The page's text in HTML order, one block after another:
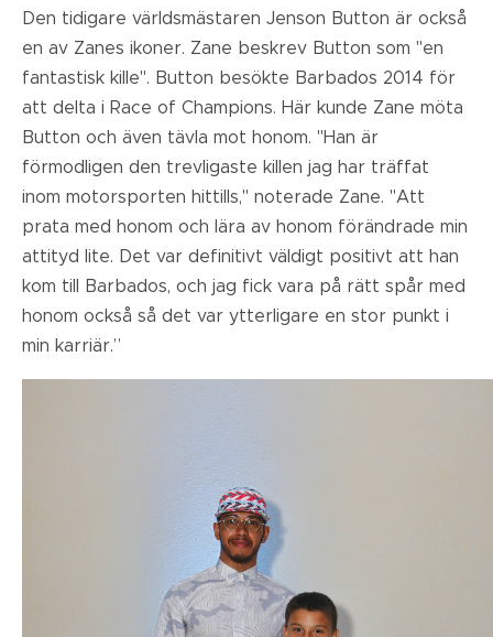
Den tidigare världsmästaren Jenson Button är också
en av Zanes ikoner. Zane beskrev Button som "en
fantastisk kille". Button besökte Barbados 2014 för
att delta i Race of Champions. Här kunde Zane möta
Button och även tävla mot honom. "Han är
förmodligen den trevligaste killen jag har träffat
inom motorsporten hittills," noterade Zane. "Att
prata med honom och lära av honom förändrade min
attityd lite. Det var definitivt väldigt positivt att han
kom till Barbados, och jag fick vara på rätt spår med
honom också så det var ytterligare en stor punkt i
min karriär.”